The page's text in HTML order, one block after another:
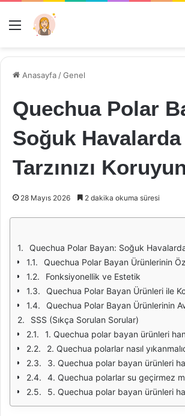
Menü
Anasayfa /Genel
Quechua Polar
Soğuk Havalarda
Tarzınızı
28 Mayıs 2026 2 dakika okuma süresi
Quechua Polar Bayan: Soğuk Havalarda
Quechua Polar Bayan Ürünlerinin
Fonksiyonellik ve Estetik
Quechua Polar Bayan Ürünleri ile
Quechua Polar Bayan Ürünlerinin
SSS (Sıkça Sorulan Sorular)
1. Quechua polar bayan ürünleri hangi
2. Quechua polarlar nasıl
3. Quechua polar bayan ürünleri hangi beden
4. Quechua polarlar su geçirmez
5. Quechua polar bayan ürünleri hangi